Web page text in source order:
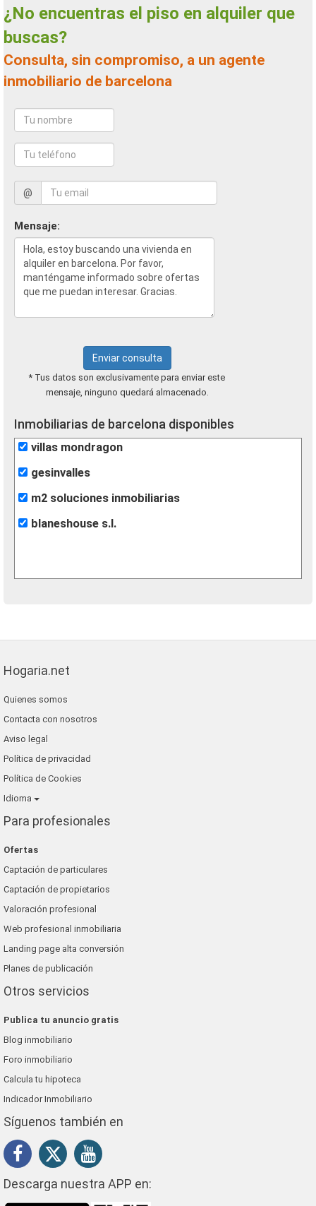
¿No encuentras el piso en alquiler que
buscas?
Consulta, sin compromiso, a un agente
inmobiliario de barcelona
@
Mensaje:
Enviar consulta
* Tus datos son exclusivamente para enviar este
mensaje, ninguno quedará almacenado.
Inmobiliarias de barcelona disponibles
villas mondragon
gesinvalles
m2 soluciones inmobiliarias
blaneshouse s.l.
Hogaria.net
Quienes somos
Contacta con nosotros
Aviso legal
Política de privacidad
Política de Cookies
Idioma
Para profesionales
Ofertas
Captación de particulares
Captación de propietarios
Valoración profesional
Web profesional inmobiliaria
Landing page alta conversión
Planes de publicación
Otros servicios
Publica tu anuncio gratis
Blog inmobiliario
Foro inmobiliario
Calcula tu hipoteca
Indicador Inmobiliario
Síguenos también en
Descarga nuestra APP en: